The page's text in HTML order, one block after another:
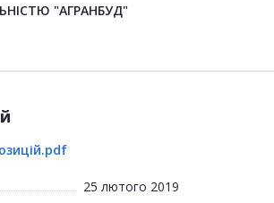
"АГРАНБУД"
25 лютого 2019